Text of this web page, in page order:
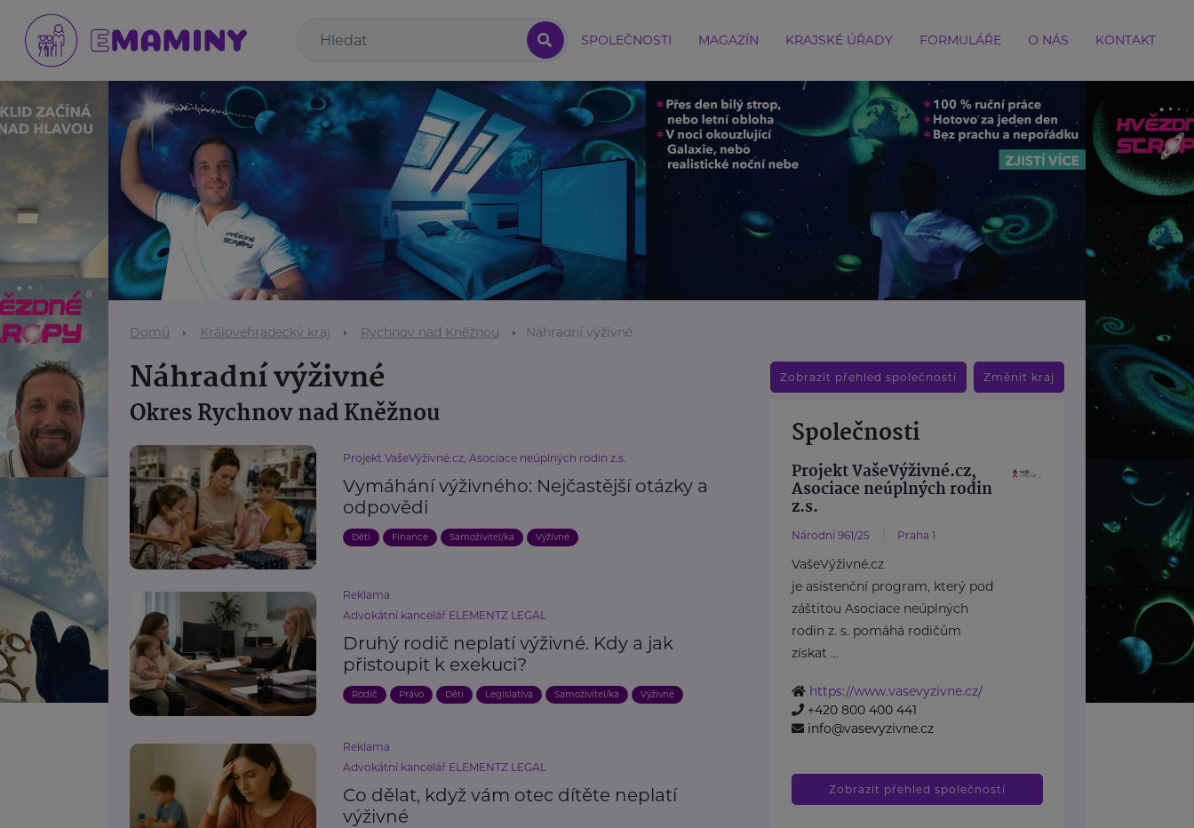
SPOLEČNOSTI MAGAZÍN KRAJSKÉ ÚŘADY FORMULÁŘE O NÁS KONTAKT
Domů Královéhradecký kraj Rychnov nad Kněžnou Náhradní výživné
Náhradní výživné
Okres Rychnov nad Kněžnou
Projekt VašeVýživné.cz, Asociace neúplných rodin z.s.
Vymáhání výživného: Nejčastější otázky a
odpovědi
Děti Finance Samoživitel/ka Výživné
Reklama
Advokátní kancelář ELEMENTZ LEGAL
Druhý rodič neplatí výživné. Kdy a jak
přistoupit k exekuci?
Rodič Právo Děti Legislativa Samoživitel/ka Výživné
Reklama
Advokátní kancelář ELEMENTZ LEGAL
Co dělat, když vám otec dítěte neplatí
výživné
Zobrazit přehled společností Změnit kraj
Společnosti
Projekt VašeVýživné.cz,
Asociace neúplných rodin
z.s.
Národní 961/25 Praha 1
VašeVýživné.cz
je asistenční program, který pod
záštitou Asociace neúplných
rodin z. s. pomáhá rodičům
získat ...
https://www.vasevyzivne.cz/
+420 800 400 441
info@vasevyzivne.cz
Zobrazit přehled společností